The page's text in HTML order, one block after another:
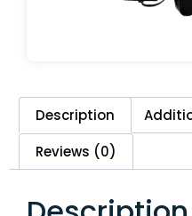
Description
Reviews (0)